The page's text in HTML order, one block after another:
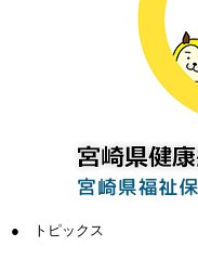
トピックス